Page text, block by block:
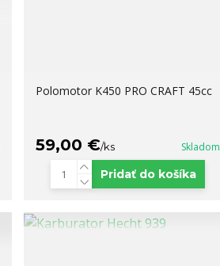
Polomotor K450 PRO CRAFT 45cc
59,00 €/ks Skladom
Pridať do košíka